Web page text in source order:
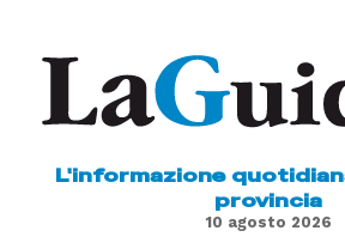
L'informazione
provincia
10 agosto 2026